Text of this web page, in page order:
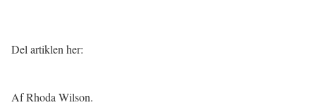
Del artiklen her:
Af Rhoda Wilson.